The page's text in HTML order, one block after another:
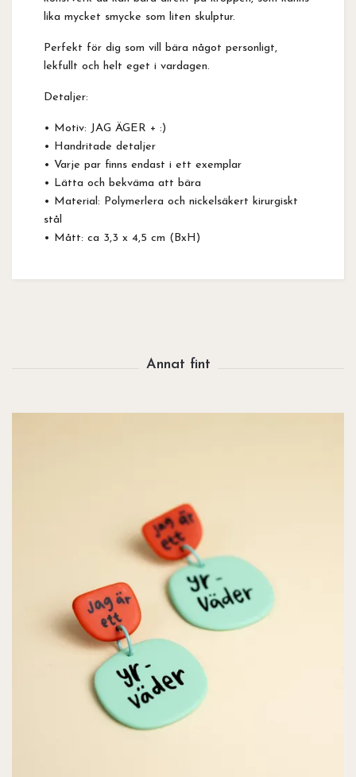
lika mycket smycke som liten skulptur.
Perfekt för dig som vill bära något personligt,
lekfullt och helt eget i vardagen.
Detaljer:
• Motiv: JAG ÄGER + :)
• Handritade detaljer
• Varje par finns endast i ett exemplar
• Lätta och bekväma att bära
• Material: Polymerlera och nickelsäkert kirurgiskt
stål
• Mått: ca 3,3 x 4,5 cm (BxH)